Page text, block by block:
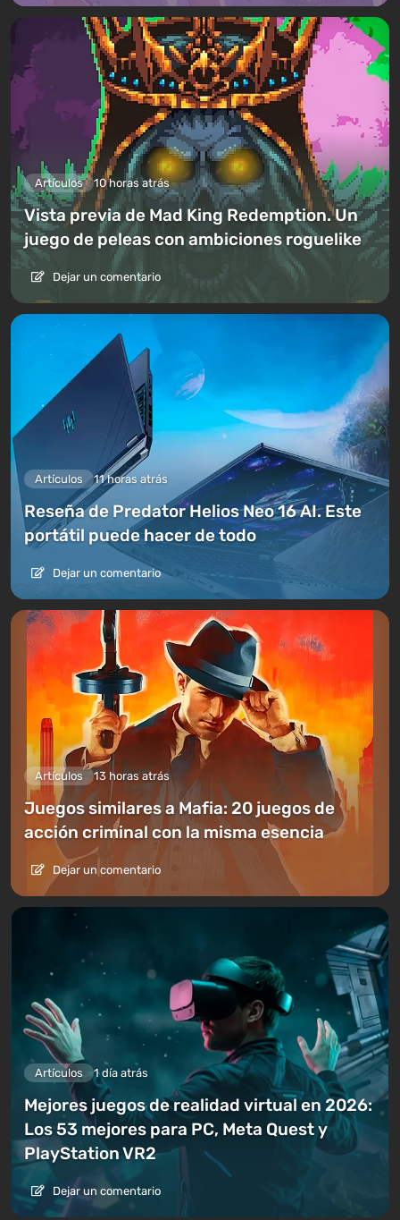
Artículos 10 horas atrás
Vista previa de Mad King Redemption. Un
juego de peleas con ambiciones roguelike
Dejar un comentario
Artículos 11 horas atrás
Reseña de Predator Helios Neo 16 AI. Este
portátil puede hacer de todo
Dejar un comentario
Artículos 13 horas atrás
Juegos similares a Mafia: 20 juegos de
acción criminal con la misma esencia
Dejar un comentario
Artículos 1 día atrás
Mejores juegos de realidad virtual en 2026:
Los 53 mejores para PC, Meta Quest y
PlayStation VR2
Dejar un comentario